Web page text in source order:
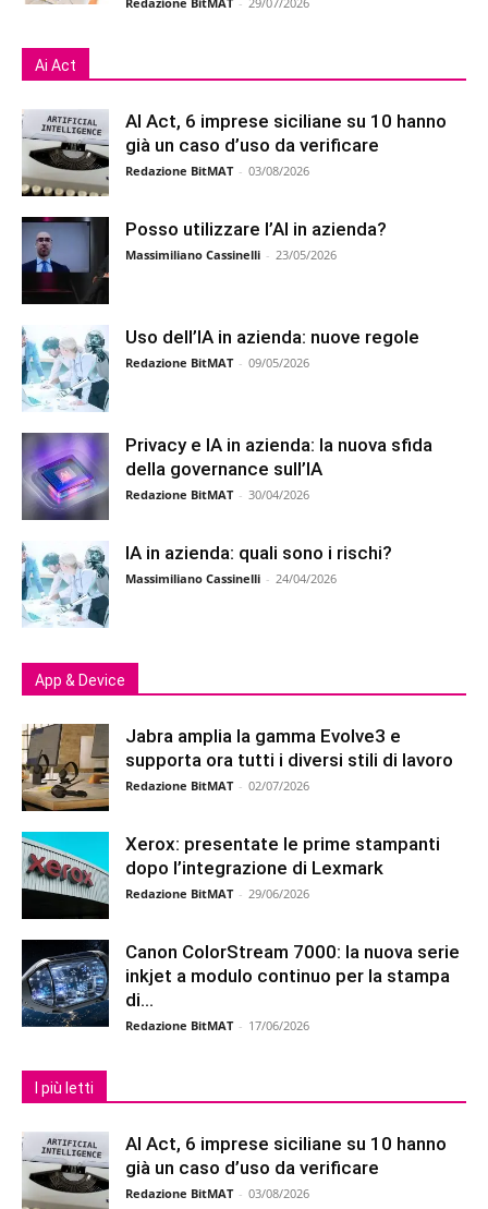
Ai Act
AI Act, 6 imprese siciliane su 10 hanno
già un caso d’uso da verificare
Redazione BitMAT - 03/08/2026
Posso utilizzare l’AI in azienda?
Massimiliano Cassinelli - 23/05/2026
Uso dell’IA in azienda: nuove regole
Redazione BitMAT - 09/05/2026
Privacy e IA in azienda: la nuova sfida
della governance sull’IA
Redazione BitMAT - 30/04/2026
IA in azienda: quali sono i rischi?
Massimiliano Cassinelli - 24/04/2026
App & Device
Jabra amplia la gamma Evolve3 e
supporta ora tutti i diversi stili di lavoro
Redazione BitMAT - 02/07/2026
Xerox: presentate le prime stampanti
dopo l’integrazione di Lexmark
Redazione BitMAT - 29/06/2026
Canon ColorStream 7000: la nuova serie
inkjet a modulo continuo per la stampa
di...
Redazione BitMAT - 17/06/2026
I più letti
AI Act, 6 imprese siciliane su 10 hanno
già un caso d’uso da verificare
Redazione BitMAT - 03/08/2026